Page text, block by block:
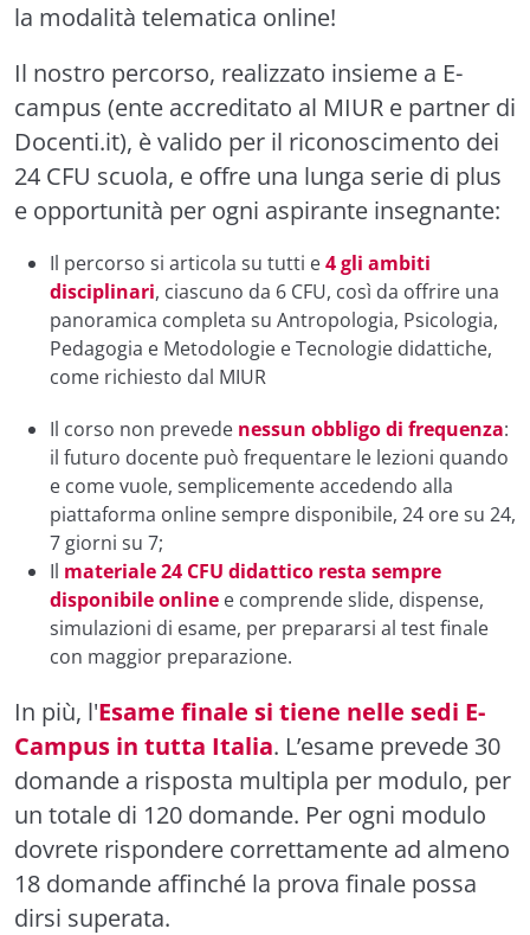
la modalità telematica online!
Il nostro percorso, realizzato insieme a E-
campus (ente accreditato al MIUR e partner di
Docenti.it), è valido per il riconoscimento dei
24 CFU scuola, e offre una lunga serie di plus
e opportunità per ogni aspirante insegnante:
Il percorso si articola su tutti e4 gli ambiti
disciplinari, ciascuno da 6 CFU, così da offrire una
panoramica completa su Antropologia, Psicologia,
Pedagogia e Metodologie e Tecnologie didattiche,
come richiesto dal MIUR
Il corso non prevede nessun obbligo di frequenza:
il futuro docente può frequentare le lezioni quando
e come vuole, semplicemente accedendo alla
piattaforma online sempre disponibile, 24 ore su 24,
7 giorni su 7;
Il materiale 24 CFU didattico resta sempre
disponibile online e comprende slide, dispense,
simulazioni di esame, per prepararsi al test finale
con maggior preparazione.
In più, l'Esame finale si tiene nelle sedi E-
Campus in tutta Italia. L’esame prevede 30
domande a risposta multipla per modulo, per
un totale di 120 domande. Per ogni modulo
dovrete rispondere correttamente ad almeno
18 domande affinché la prova finale possa
dirsi superata.